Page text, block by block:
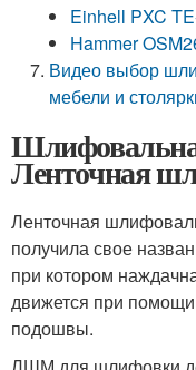
Einhell PXC
Hammer
Видео выбор
мебели и
Ленточная
Ленточная
получила свое
при котором
движется при
подошвы.